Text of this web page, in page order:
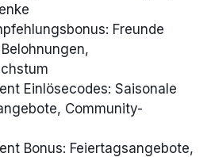
Freunde
Einlösecodes: Saisonale
Community-
Bonus: Feiertagsangebote,